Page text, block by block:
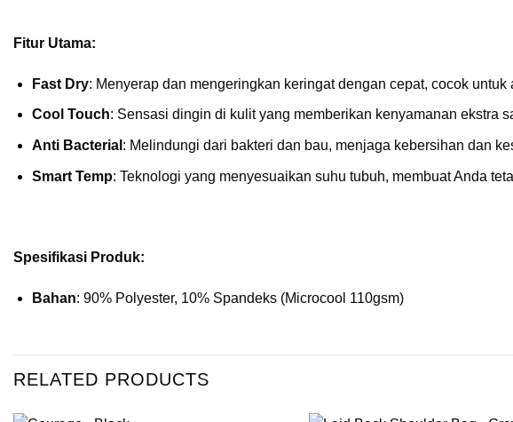
Fitur Utama:
Fast Dry: Menyerap dan mengeringkan keringat dengan cepat, cocok untuk
Cool Touch: Sensasi dingin di kulit yang memberikan kenyamanan ekstra
Anti Bacterial : Melindungi dari bakteri dan bau, menjaga kebersihan dan
Smart Temp: Teknologi yang menyesuaikan suhu tubuh, membuat Anda
Spesifikasi Produk:
Bahan: 90% Polyester, 10% Spandeks (Microcool 110gsm)
RELATED PRODUCTS